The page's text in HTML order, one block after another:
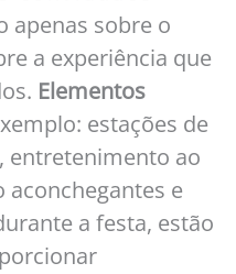
apenas sobre o
a experiência que
Elementos
estações de
entretenimento ao
aconchegantes e
a festa, estão